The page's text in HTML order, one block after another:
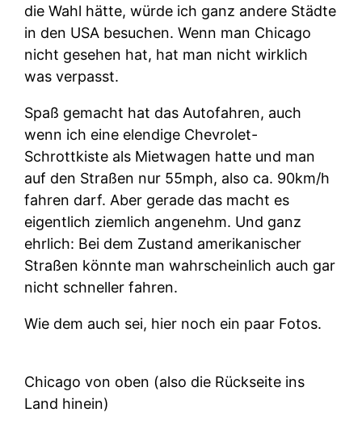
die Wahl hätte, würde ich ganz andere Städte
in den USA besuchen. Wenn man Chicago
nicht gesehen hat, hat man nicht wirklich
was verpasst.
Spaß gemacht hat das Autofahren, auch
wenn ich eine elendige Chevrolet-
Schrottkiste als Mietwagen hatte und man
auf den Straßen nur 55mph, also ca. 90km/h
fahren darf. Aber gerade das macht es
eigentlich ziemlich angenehm. Und ganz
ehrlich: Bei dem Zustand amerikanischer
Straßen könnte man wahrscheinlich auch gar
nicht schneller fahren.
Wie dem auch sei, hier noch ein paar Fotos.
Chicago von oben (also die Rückseite ins
Land hinein)